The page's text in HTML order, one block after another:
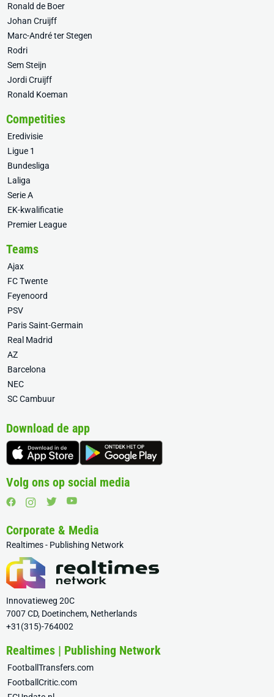
Ronald de Boer
Johan Cruijff
Marc-André ter Stegen
Rodri
Sem Steijn
Jordi Cruijff
Ronald Koeman
Competities
Eredivisie
Ligue 1
Bundesliga
Laliga
Serie A
EK-kwalificatie
Premier League
Teams
Ajax
FC Twente
Feyenoord
PSV
Paris Saint-Germain
Real Madrid
AZ
Barcelona
NEC
SC Cambuur
Download de app
Volg ons op social media
Corporate & Media
Realtimes - Publishing Network
Innovatieweg 20C
7007 CD, Doetinchem, Netherlands
+31(315)-764002
Realtimes | Publishing Network
FootballTransfers.com
FootballCritic.com